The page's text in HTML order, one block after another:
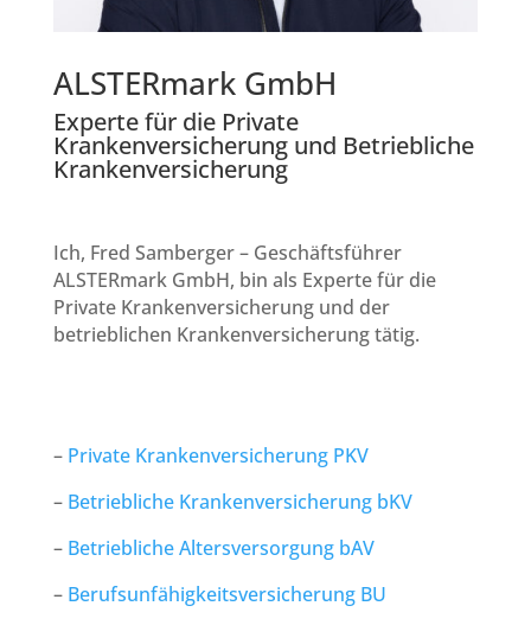
ALSTERmark GmbH
Experte für die Private
Krankenversicherung und Betriebliche
Krankenversicherung
Ich, Fred Samberger – Geschäftsführer
ALSTERmark GmbH, bin als Experte für die
Private Krankenversicherung und der
betrieblichen Krankenversicherung tätig.
– Private Krankenversicherung PKV
– Betriebliche Krankenversicherung bKV
– Betriebliche Altersversorgung bAV
– Berufsunfähigkeitsversicherung BU